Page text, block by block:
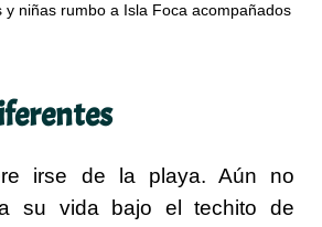
y niñas rumbo a Isla Foca acompañados
irse de la playa. Aún no
su vida bajo el techito de